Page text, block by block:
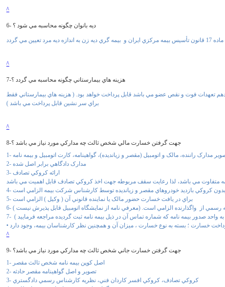
^
6- ديه بانوان چگونه محاسبه مي شود ؟
^
7-هزينه هاي بيمارستاني چگونه محاسبه مي گردد ؟
تعهدات فوت و نقص عضو مي باشد قابل پرداخت خواهد بود. ( هزينه هاي بيمارستاني فقط
براي سر نشين قابل پرداخت مي باشد )
^
8-جهت گرفتن خسارت مالي شخص ثالث چه مدارکي مورد نياز مي باشد ؟
مدارک راننده، مالک و اتومبيل (مقصر و زيانديده)، گواهينامه، کارت اتومبيل و بيمه نامه
2- مدارک دادگاهي برابر اصل شده
3- ارائه كروكي تصادف
5- براي در يافت خسارت حضور مالک يا نماينده قانوني آن ( وکيل ) الزامي است
رسمي از واگذارنده الزامي است. (معرفي نامه از نمايشگاه اتومبيل قابل پذيرش نيست )
واحد صدور بيمه نامه که شماره تماس آن در ذيل بيمه نامه ثبت گرديده مراجعه فرماييد )
پرداخت خسارت ؛ بسته به نوع خسارت ، ميزان آن و همچنين نظر کارشناسان بيمه، وجود دارد
^
9- جهت گرفتن خسارت جاني شخص ثالث چه مدارکي مورد نياز مي باشد؟
1- اصل كوپن بيمه نامه شخص ثالث مقصر
2- تصوير و اصل گواهينامه مقصر حادثه
3- كروكي تصادف، کروکي افسر کاردان فني، نظريه کارشناس رسمي دادگستري